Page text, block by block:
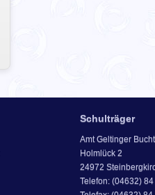
Schulträger
Amt Geltinger Bucht
Holmlück 2
24972
Telefon: (04632)